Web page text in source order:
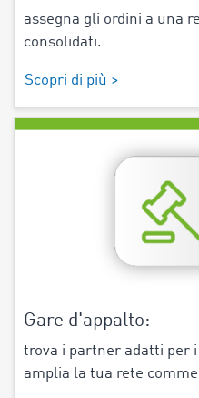
assegna gli ordini a una
consolidati.
Scopri di più >
Gare d'appalto:
trova i partner adatti per
amplia la tua rete